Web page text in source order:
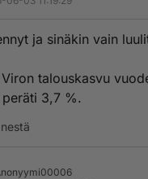
ja sinäkin vain
talouskasvu
peräti 3,7 %.